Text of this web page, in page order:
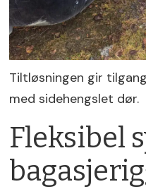
Tiltløsningen gir
med sidehengslet dør.
Fleksibel